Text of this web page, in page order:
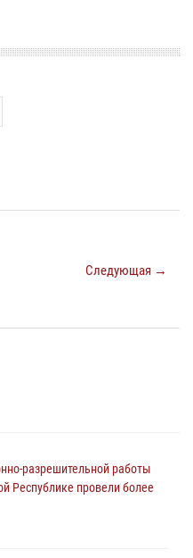
Следующая →
разрешительной работы
Республике провели более